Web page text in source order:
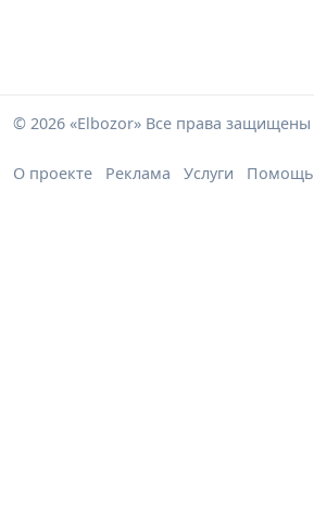
© 2026 «Elbozor» Все права защищены
О проекте Реклама Услуги Помощь